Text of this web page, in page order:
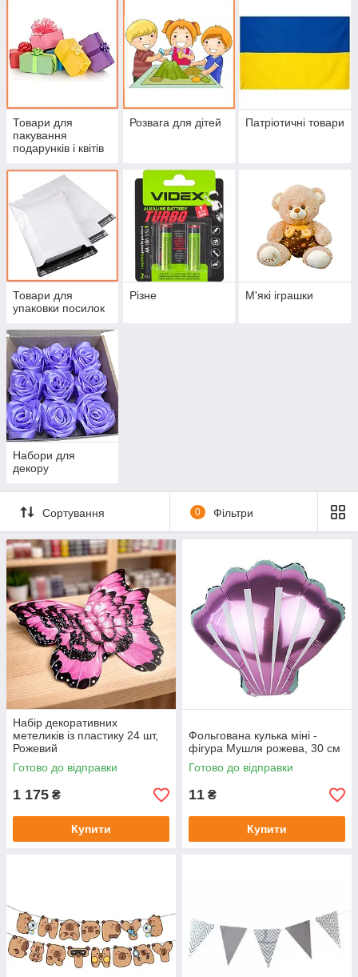
Товари для
пакування
подарунків і квітів
Розвага для дітей Патріотичні товари
Товари для
упаковки посилок
Різне М'які іграшки
Набори для
декору
Сортування 0 Фільтри
Набір декоративних
метеликів із пластику 24 шт,
Рожевий
Готово до відправки
1 175 ₴
Купити
Фольгована кулька міні -
фігура Мушля рожева, 30 см
Готово до відправки
11 ₴
Купити